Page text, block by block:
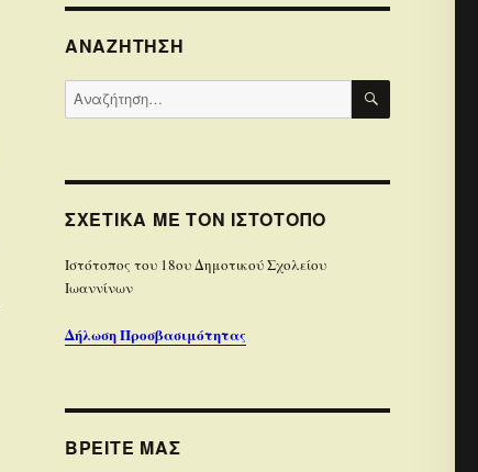
ΑΝΑΖΉΤΗΣΗ
Αναζήτηση
για:
ΣΧΕΤΙΚΆ ΜΕ ΤΟΝ ΙΣΤΌΤΟΠΟ
Iστότοπoς του 18ου Δημοτικού Σχολείου
Ιωαννίνων
Δήλωση Προσβασιμότητας
ΒΡΕΊΤΕ ΜΑΣ